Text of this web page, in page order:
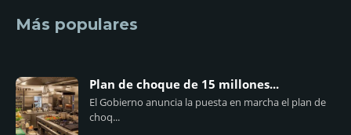
Más populares
Plan de choque de 15 millones...
El Gobierno anuncia la puesta en marcha el plan de
choq...